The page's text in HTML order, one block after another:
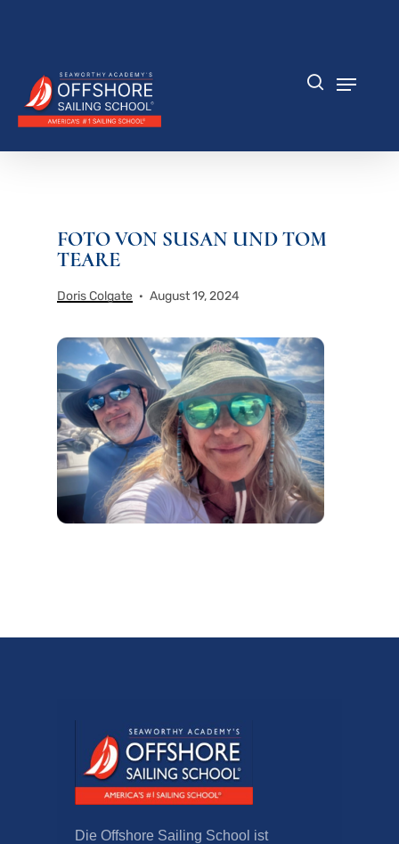
FOTO VON SUSAN UND TOM
TEARE
Doris Colgate August 19, 2024
Die Offshore Sailing School ist